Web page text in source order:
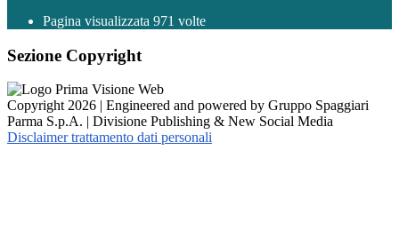
Pagina visualizzata 971 volte
Sezione Copyright
Copyright 2026 | Engineered and powered by Gruppo Spaggiari
Parma S.p.A. | Divisione Publishing & New Social Media
Disclaimer trattamento dati personali